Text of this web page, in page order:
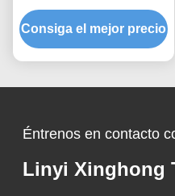
de fácil limpieza con
rendimiento superior en
el manejo de olores
Consiga el mejor precio
Éntrenos en contacto
Linyi Xinghong